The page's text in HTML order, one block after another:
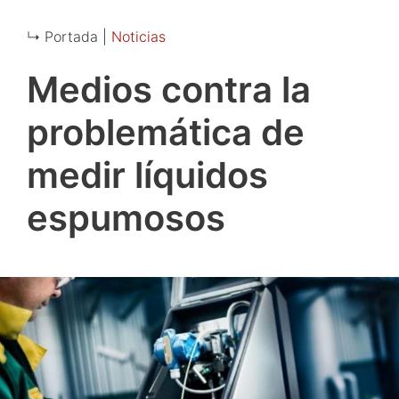
↳ Portada | Noticias
Medios contra la
problemática de
medir líquidos
espumosos